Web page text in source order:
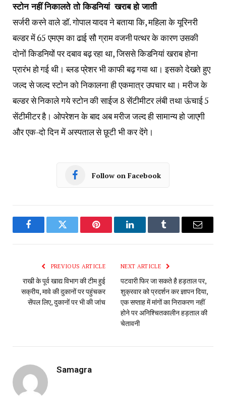
स्टोन नहीं निकालते तो किडनियां खराब हो जाती
सर्जरी करने वाले डॉ. गोपाल यादव ने बताया कि, महिला के यूरिनरी
बल्डर में 65 एमएम का ढाई सौ ग्राम वजनी पत्थर के कारण उसकी
दोनों किडनियों पर दबाव बढ़ रहा था, जिससे किडनियां खराब होना
प्रारंभ हो गई थी। ब्लड प्रेशर भी काफी बढ़ गया था। इसको देखते हुए
जल्द से जल्द स्टोन को निकालना ही एकमात्र उपचार था। मरीज के
बल्डर से निकाले गये स्टोन की साईज 8 सेंटीमीटर लंबी तथा ऊंचाई 5
सेंटीमीटर है। ओपरेशन के बाद अब मरीज जल्द ही सामान्य हो जाएगी
और एक-दो दिन में अस्पताल से छूटी भी कर देंगे।
Follow on Facebook
FacebookTwitter Pinterest LinkedInTumblr Email
PREVIOUS ARTICLE
राखी के पूर्व खाद्य विभाग की टीम हुई
सक्रीय, मावे की दुकानों पर पहुंचकर
सेंपल लिए, दुकानों पर भी की जांच
NEXT ARTICLE
पटवारी फिर जा सकते है हड़ताल पर,
शुक्रवार को प्रदर्शन कर ज्ञापन दिया,
एक सप्ताह में मांगों का निराकरण नहीं
होने पर अनिश्चितकालीन हड़ताल की
चेतावनी
Samagra